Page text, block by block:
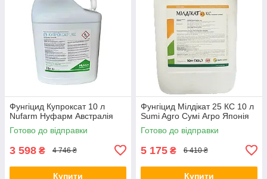
Фунгіцид Купроксат 10 л
Nufarm Нуфарм Австралія
Готово до відправки
3 598 ₴ 4 746 ₴
Купити
Фунгіцид Мілдікат 25 КС 10 л
Sumi Agro Сумі Агро Японія
Готово до відправки
5 175 ₴ 6 410 ₴
Купити